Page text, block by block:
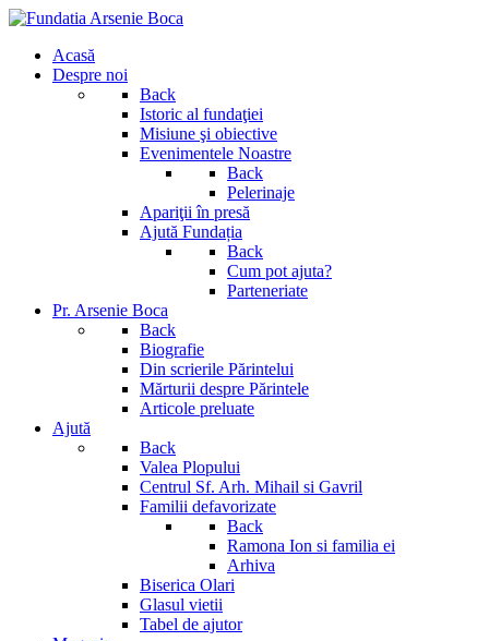
Acasă
Despre noi
Back
Istoric al fundaţiei
Misiune şi obiective
Evenimentele Noastre
Back
Pelerinaje
Apariţii în presă
Ajută Fundația
Back
Cum pot ajuta?
Parteneriate
Pr. Arsenie Boca
Back
Biografie
Din scrierile Părintelui
Mărturii despre Părintele
Articole preluate
Ajută
Back
Valea Plopului
Centrul Sf. Arh. Mihail si Gavril
Familii defavorizate
Back
Ramona Ion si familia ei
Arhiva
Biserica Olari
Glasul vietii
Tabel de ajutor